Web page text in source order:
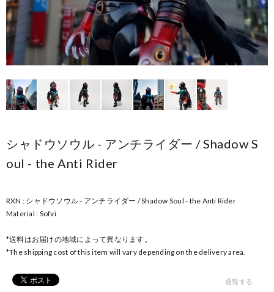
シャドウソウル - アンチライダー / Shadow S
oul - the Anti Rider
RXN : シャドウソウル - アンチライダー / Shadow Soul - the Anti Rider
Material : Sofvi
*送料はお届けの地域によって異なります。
*The shipping cost of this item will vary depending on the delivery area.
通報する